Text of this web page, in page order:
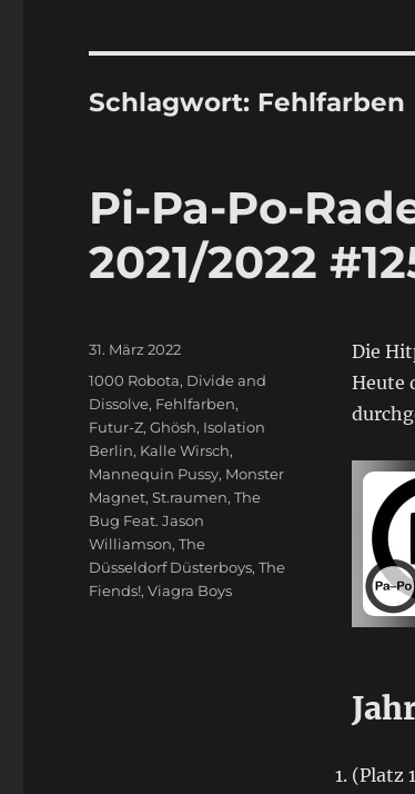
Schlagwort: Fehlfarben
Pi-Pa-Po-
2021/2022
Die
Heute
(Platz
Veröffentlicht
am
31. März 2022
Schlagwörter
1000 Robota, Divide and
Dissolve, Fehlfarben,
Futur-Z,Ghösh, Isolation
Berlin, Kalle Wirsch,
Mannequin Pussy, Monster
Magnet,St.raumen,The
Bug Feat. Jason
Williamson,The
Düsseldorf Düsterboys,The
Fiends!,Viagra Boys